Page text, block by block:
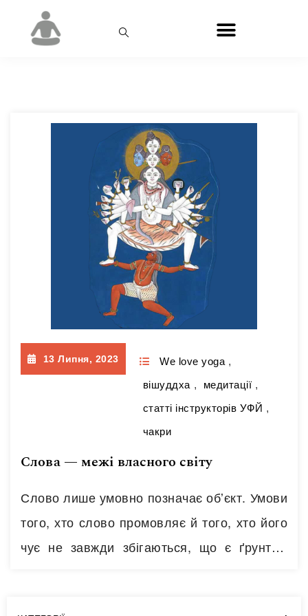
13 Липня, 2023 We love yoga ,
вішуддха , медитації ,
статті інструкторів УФЙ ,
чакри
Слова — межі власного світу
Слово лише умовно позначає обʼєкт. Умови
того, хто слово промовляє й того, хто його
чує не завжди збігаються, що є ґрунтом